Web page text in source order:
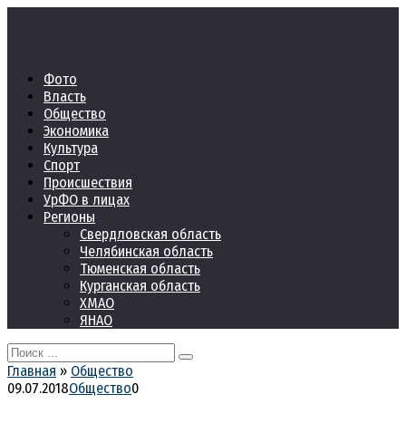
Фото
Власть
Общество
Экономика
Культура
Спорт
Происшествия
УрФО в лицах
Регионы
Свердловская область
Челябинская область
Тюменская область
Курганская область
ХМАО
ЯНАО
Search
for:
Главная » Общество
09.07.2018Общество0